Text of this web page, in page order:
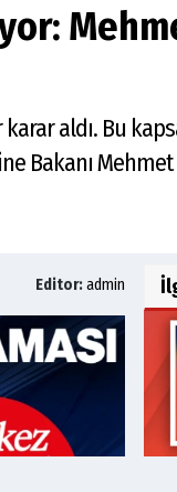
aldı. Bu
Bakanı
Editor:admin